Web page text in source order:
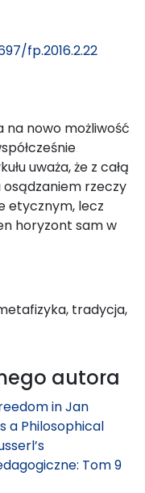
fp.2016.2.22
na nowo możliwość
uważa, że z całą
rzeczy
etycznym, lecz
horyzont sam w
tradycja,
autora
in Jan
a Philosophical
Tom 9